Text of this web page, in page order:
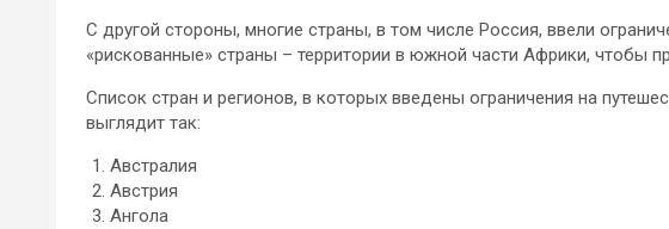
С другой стороны, многие страны, в том числе Россия, ввели
«рискованные» страны – территории в южной части Африки, чтобы
Список стран и регионов, в которых введены ограничения на
выглядит так:
Австралия
Австрия
Ангола